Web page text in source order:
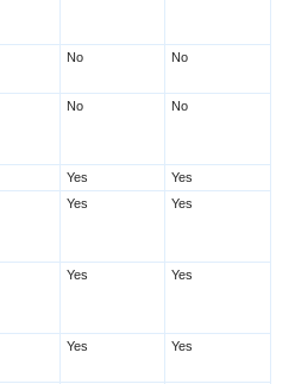
No No
No No
Yes
Yes
Yes Yes
Yes Yes
Yes Yes